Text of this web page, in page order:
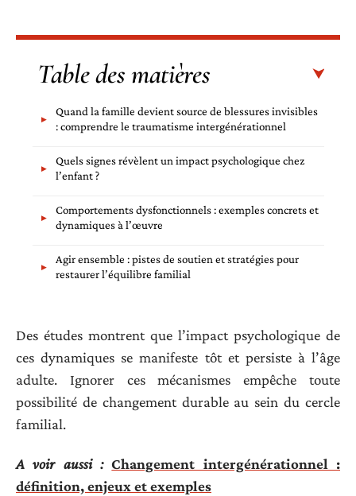
Table des matières
Quand la famille devient source de blessures invisibles
: comprendre le traumatisme intergénérationnel
Quels signes révèlent un impact psychologique chez
l’enfant ?
Comportements dysfonctionnels : exemples concrets et
dynamiques à l’œuvre
Agir ensemble : pistes de soutien et stratégies pour
restaurer l’équilibre familial
Des études montrent que l’impact psychologique de
ces dynamiques se manifeste tôt et persiste à l’âge
adulte. Ignorer ces mécanismes empêche toute
possibilité de changement durable au sein du cercle
familial.
A voir aussi : Changement intergénérationnel :
définition, enjeux et exemples